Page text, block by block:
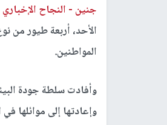
جنين - النجاح
الأحد، أربعة طيور من
المواطنين.
وأفادت سلطة جودة
وإعادتها إلى موائلها